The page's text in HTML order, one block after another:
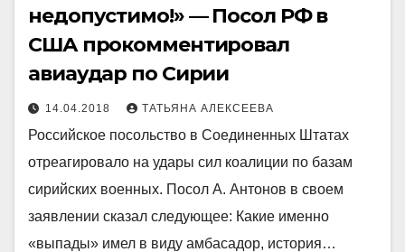
недопустимо!» — Посол РФ в
США прокомментировал
авиаудар по Сирии
14.04.2018 ТАТЬЯНА АЛЕКСЕЕВА
Российское посольство в Соединенных Штатах
отреагировало на удары сил коалиции по базам
сирийских военных. Посол А. Антонов в своем
заявлении сказал следующее: Какие именно
«выпады» имел в виду амбасадор, история…